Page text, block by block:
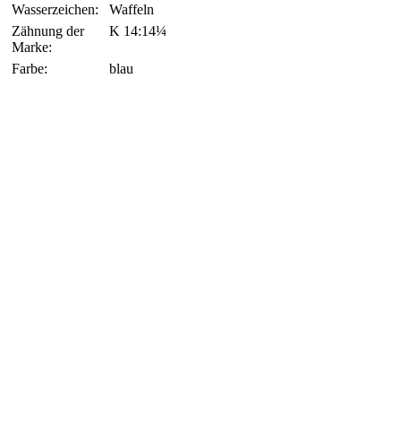
Wasserzeichen:
Waffeln
Zähnung der
Marke:
K 14:14¼
Farbe: blau